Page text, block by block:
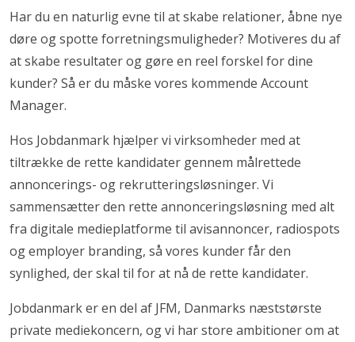
Har du en naturlig evne til at skabe relationer, åbne nye
døre og spotte forretningsmuligheder? Motiveres du af
at skabe resultater og gøre en reel forskel for dine
kunder? Så er du måske vores kommende Account
Manager.
Hos Jobdanmark hjælper vi virksomheder med at
tiltrække de rette kandidater gennem målrettede
annoncerings- og rekrutteringsløsninger. Vi
sammensætter den rette annonceringsløsning med alt
fra digitale medieplatforme til avisannoncer, radiospots
og employer branding, så vores kunder får den
synlighed, der skal til for at nå de rette kandidater.
Jobdanmark er en del af JFM, Danmarks næststørste
private mediekoncern, og vi har store ambitioner om at